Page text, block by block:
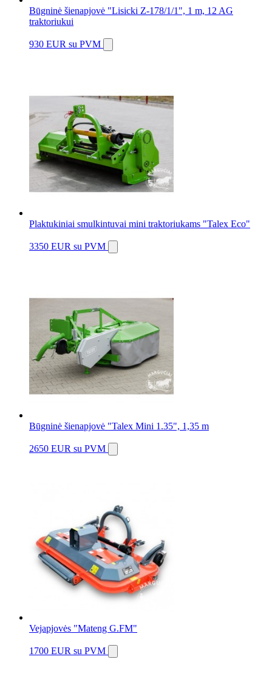
Būgninė šienapjovė "Lisicki Z-178/1/1", 1 m, 12 AG
traktoriukui
930 EUR su PVM
Plaktukiniai smulkintuvai mini traktoriukams "Talex Eco"
3350 EUR su PVM
Būgninė šienapjovė "Talex Mini 1.35", 1,35 m
2650 EUR su PVM
Vejapjovės "Mateng G.FM"
1700 EUR su PVM